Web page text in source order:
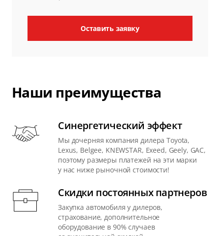
Оставить заявку
Наши преимущества
Синергетический эффект
Мы дочерняя компания дилера Toyota,
Lexus, Belgee, KNEWSTAR, Exeed, Geely, GAC,
поэтому размеры платежей на эти марки
у нас ниже рыночной стоимости!
Скидки постоянных партнеров
Закупка автомобиля у дилеров,
страхование, дополнительное
оборудование в 90% случаев